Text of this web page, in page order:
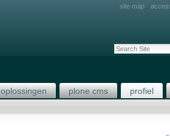
site map
search site
oplossingen plone cms profiel